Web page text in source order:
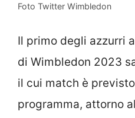
Foto Twitter Wimbledon
Il primo degli azzurri
di Wimbledon 2023
il cui match è
programma, attorno